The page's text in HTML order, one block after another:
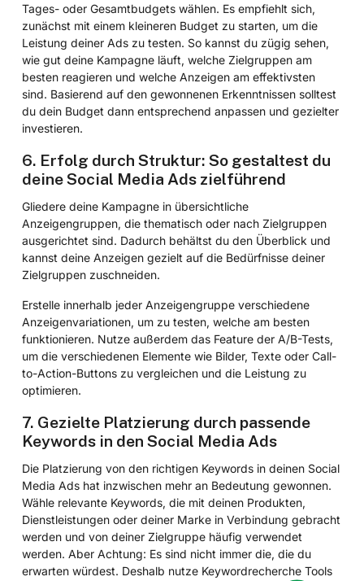
Tages- oder Gesamtbudgets wählen. Es empfiehlt sich,
zunächst mit einem kleineren Budget zu starten, um die
Leistung deiner Ads zu testen. So kannst du zügig sehen,
wie gut deine Kampagne läuft, welche Zielgruppen am
besten reagieren und welche Anzeigen am effektivsten
sind. Basierend auf den gewonnenen Erkenntnissen solltest
du dein Budget dann entsprechend anpassen und gezielter
investieren.
6. Erfolg durch Struktur: So gestaltest du
deine Social Media Ads zielführend
Gliedere deine Kampagne in übersichtliche
Anzeigengruppen, die thematisch oder nach Zielgruppen
ausgerichtet sind. Dadurch behältst du den Überblick und
kannst deine Anzeigen gezielt auf die Bedürfnisse deiner
Zielgruppen zuschneiden.
Erstelle innerhalb jeder Anzeigengruppe verschiedene
Anzeigenvariationen, um zu testen, welche am besten
funktionieren. Nutze außerdem das Feature der A/B-Tests,
um die verschiedenen Elemente wie Bilder, Texte oder Call-
to-Action-Buttons zu vergleichen und die Leistung zu
optimieren.
7. Gezielte Platzierung durch passende
Keywords in den Social Media Ads
Die Platzierung von den richtigen Keywords in deinen Social
Media Ads hat inzwischen mehr an Bedeutung gewonnen.
Wähle relevante Keywords, die mit deinen Produkten,
Dienstleistungen oder deiner Marke in Verbindung gebracht
werden und von deiner Zielgruppe häufig verwendet
werden. Aber Achtung: Es sind nicht immer die, die du
erwarten würdest. Deshalb nutze Keywordrecherche Tools